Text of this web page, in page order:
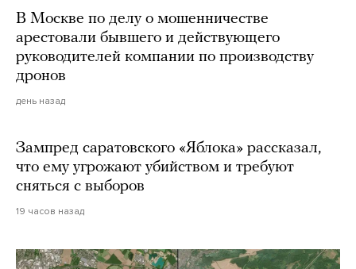
В Москве по делу о мошенничестве
арестовали бывшего и действующего
руководителей компании по производству
дронов
день назад
Зампред саратовского «Яблока» рассказал,
что ему угрожают убийством и требуют
сняться с выборов
19 часов назад